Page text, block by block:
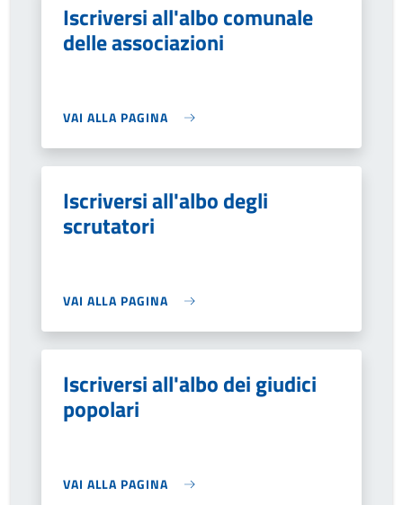
Iscriversi all'albo comunale
delle associazioni
VAI ALLA PAGINA
Iscriversi all'albo degli
scrutatori
VAI ALLA PAGINA
Iscriversi all'albo dei giudici
popolari
VAI ALLA PAGINA